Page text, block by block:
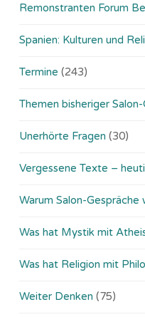
Remonstranten Forum
Spanien: Kulturen und
Termine (243)
Themen bisheriger
Unerhörte Fragen (30)
Vergessene Texte –
Warum Salon-Gespräche
Was hat Mystik mit
Was hat Religion mit
Weiter Denken (75)